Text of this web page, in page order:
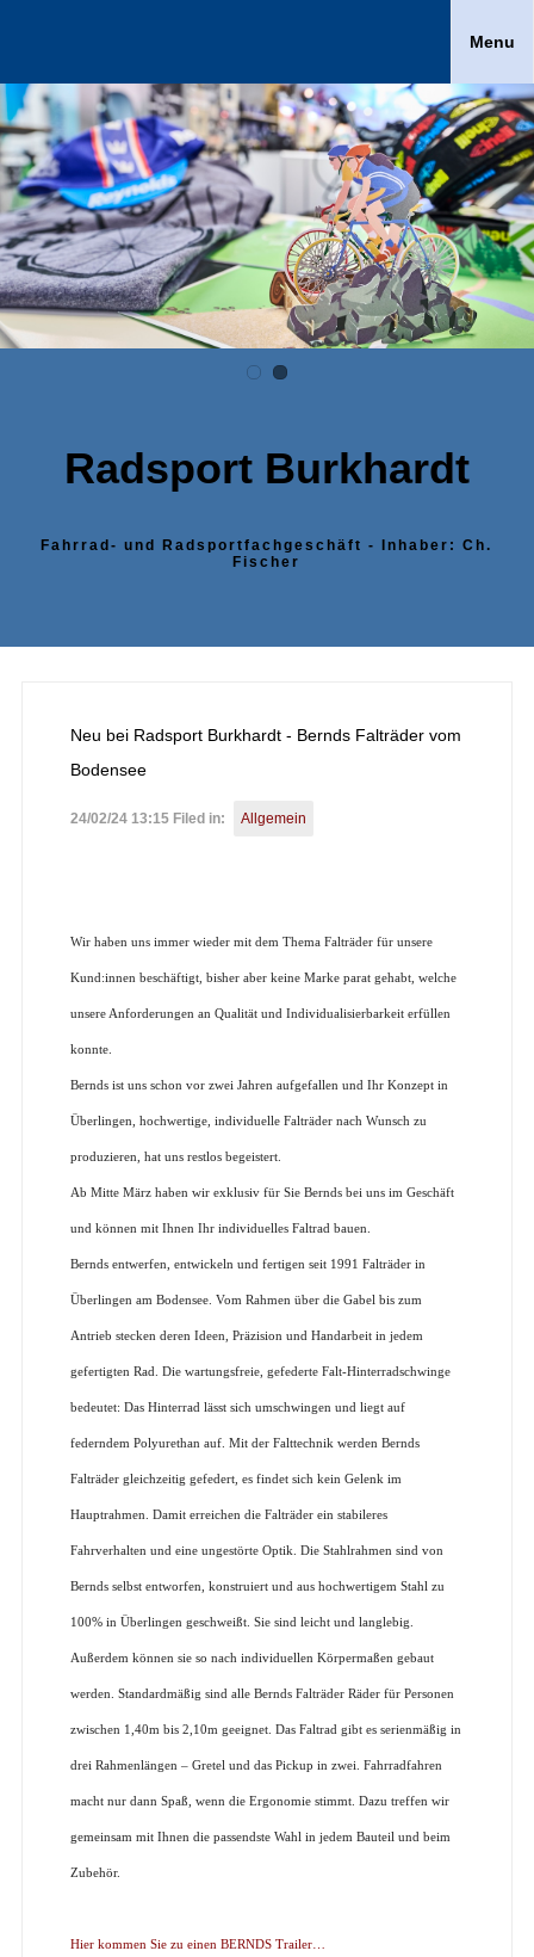
Menu
Radsport Burkhardt
Fahrrad- und Radsportfachgeschäft - Inhaber: Ch.
Fischer
Neu bei Radsport Burkhardt - Bernds Falträder vom
Bodensee
24/02/24 13:15 Filed in: Allgemein
Wir haben uns immer wieder mit dem Thema Falträder für unsere
Kund:innen beschäftigt, bisher aber keine Marke parat gehabt, welche
unsere Anforderungen an Qualität und Individualisierbarkeit erfüllen
konnte.
Bernds ist uns schon vor zwei Jahren aufgefallen und Ihr Konzept in
Überlingen, hochwertige, individuelle Falträder nach Wunsch zu
produzieren, hat uns restlos begeistert.
Ab Mitte März haben wir exklusiv für Sie Bernds bei uns im Geschäft
und können mit Ihnen Ihr individuelles Faltrad bauen.
Bernds entwerfen, entwickeln und fertigen seit 1991 Falträder in
Überlingen am Bodensee. Vom Rahmen über die Gabel bis zum
Antrieb stecken deren Ideen, Präzision und Handarbeit in jedem
gefertigten Rad. Die wartungsfreie, gefederte Falt-Hinterradschwinge
bedeutet: Das Hinterrad lässt sich umschwingen und liegt auf
federndem Polyurethan auf. Mit der Falttechnik werden Bernds
Falträder gleichzeitig gefedert, es findet sich kein Gelenk im
Hauptrahmen. Damit erreichen die Falträder ein stabileres
Fahrverhalten und eine ungestörte Optik. Die Stahlrahmen sind von
Bernds selbst entworfen, konstruiert und aus hochwertigem Stahl zu
100% in Überlingen geschweißt. Sie sind leicht und langlebig.
Außerdem können sie so nach individuellen Körpermaßen gebaut
werden. Standardmäßig sind alle Bernds Falträder Räder für Personen
zwischen 1,40m bis 2,10m geeignet. Das Faltrad gibt es serienmäßig in
drei Rahmenlängen – Gretel und das Pickup in zwei. Fahrradfahren
macht nur dann Spaß, wenn die Ergonomie stimmt. Dazu treffen wir
gemeinsam mit Ihnen die passendste Wahl in jedem Bauteil und beim
Zubehör.
Hier kommen Sie zu einen BERNDS Trailer…